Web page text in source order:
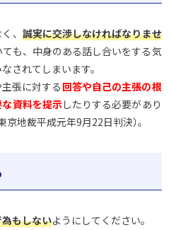
、 誠実に交渉しなければなりませ
も、中身のある話し合いをする気
されてしまいます。
張に対する 回答や自己の主張の根
資料を提示したりする必要があり
地裁平成元年9月22日判決）。
もしないようにしてください。